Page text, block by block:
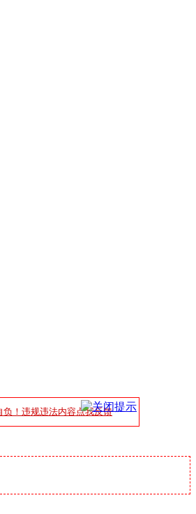
！违规违法内容点我反馈